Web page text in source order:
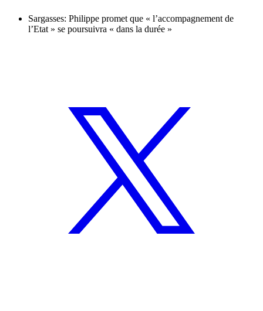
Sargasses: Philippe promet que « l’accompagnement de
l’Etat » se poursuivra « dans la durée »